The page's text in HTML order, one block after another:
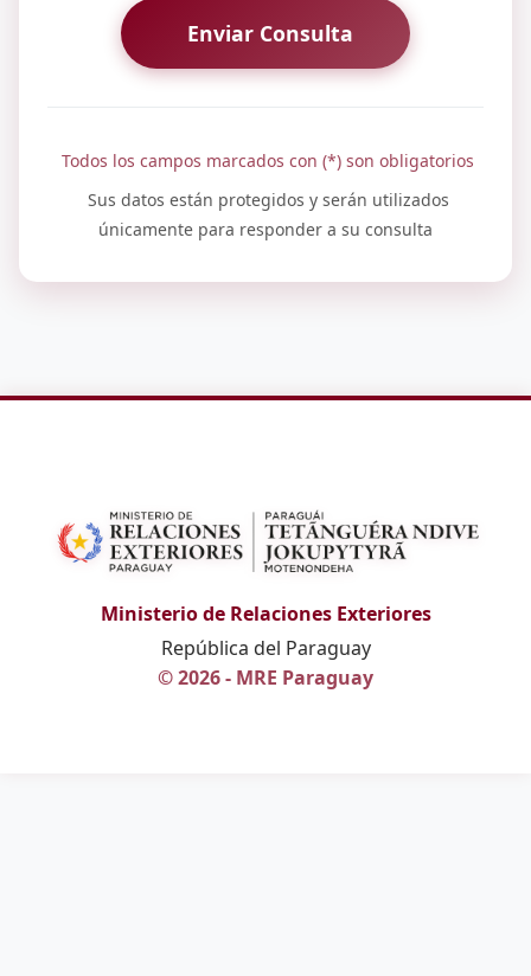
Enviar Consulta
Todos los campos marcados con (*) son obligatorios
Sus datos están protegidos y serán utilizados
únicamente para responder a su consulta
Ministerio de Relaciones Exteriores
República del Paraguay
© 2026 - MRE Paraguay